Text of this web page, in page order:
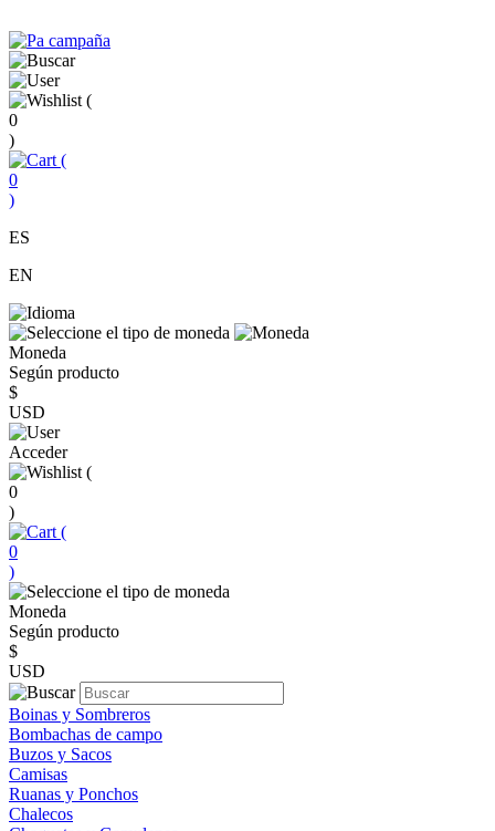
(
0
)
(
0
)
ES
EN
Moneda
Según producto
$
USD
Acceder
(
0
)
(
0
)
Moneda
Según producto
$
USD
Boinas y Sombreros
Bombachas de campo
Buzos y Sacos
Camisas
Ruanas y Ponchos
Chalecos